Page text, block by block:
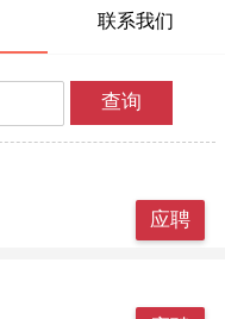
联系我们
查询
应聘